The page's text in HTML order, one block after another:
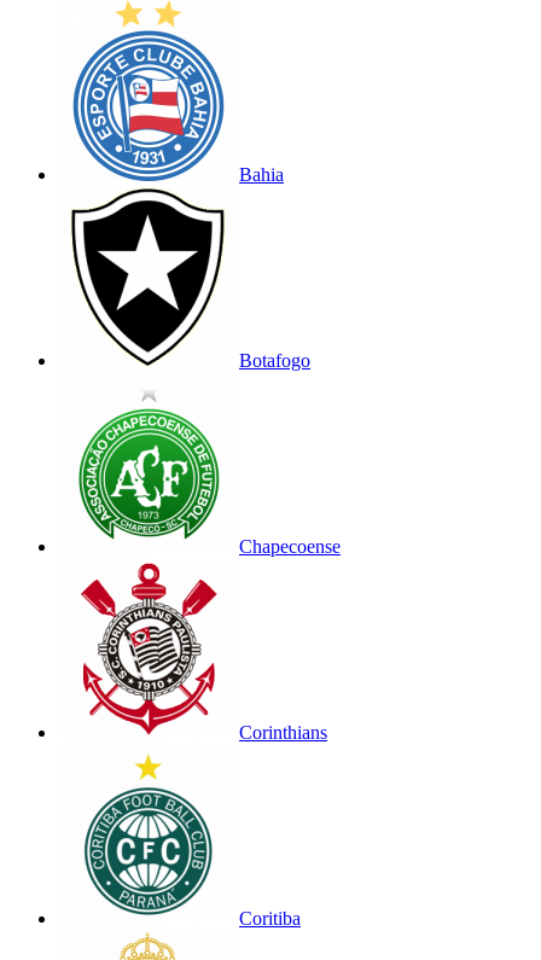
Bahia
Botafogo
Chapecoense
Corinthians
Coritiba